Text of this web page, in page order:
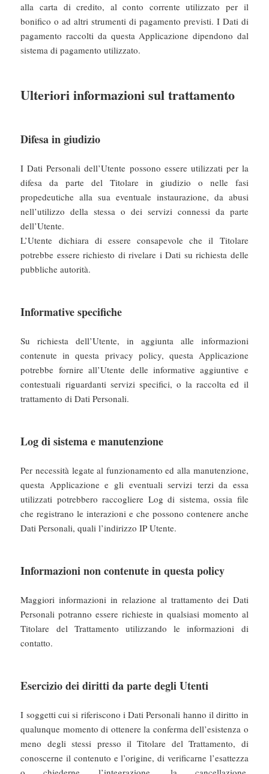
alla carta di credito, al conto corrente utilizzato per il
bonifico o ad altri strumenti di pagamento previsti. I Dati di
pagamento raccolti da questa Applicazione dipendono dal
sistema di pagamento utilizzato.
Ulteriori informazioni sul trattamento
Difesa in giudizio
I Dati Personali dell’Utente possono essere utilizzati per la
difesa da parte del Titolare in giudizio o nelle fasi
propedeutiche alla sua eventuale instaurazione, da abusi
nell’utilizzo della stessa o dei servizi connessi da parte
dell’Utente.
L’Utente dichiara di essere consapevole che il Titolare
potrebbe essere richiesto di rivelare i Dati su richiesta delle
pubbliche autorità.
Informative specifiche
Su richiesta dell’Utente, in aggiunta alle informazioni
contenute in questa privacy policy, questa Applicazione
potrebbe fornire all’Utente delle informative aggiuntive e
contestuali riguardanti servizi specifici, o la raccolta ed il
trattamento di Dati Personali.
Log di sistema e manutenzione
Per necessità legate al funzionamento ed alla manutenzione,
questa Applicazione e gli eventuali servizi terzi da essa
utilizzati potrebbero raccogliere Log di sistema, ossia file
che registrano le interazioni e che possono contenere anche
Dati Personali, quali l’indirizzo IP Utente.
Informazioni non contenute in questa policy
Maggiori informazioni in relazione al trattamento dei Dati
Personali potranno essere richieste in qualsiasi momento al
Titolare del Trattamento utilizzando le informazioni di
contatto.
Esercizio dei diritti da parte degli Utenti
I soggetti cui si riferiscono i Dati Personali hanno il diritto in
qualunque momento di ottenere la conferma dell’esistenza o
meno degli stessi presso il Titolare del Trattamento, di
conoscerne il contenuto e l’origine, di verificarne l’esattezza